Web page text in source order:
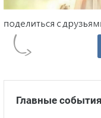
Главные